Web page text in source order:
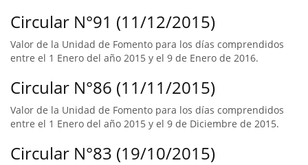
Circular N°91 (11/12/2015)
Valor de la Unidad de Fomento para los días comprendidos
entre el 1 Enero del año 2015 y el 9 de Enero de 2016.
Circular N°86 (11/11/2015)
Valor de la Unidad de Fomento para los días comprendidos
entre el 1 Enero del año 2015 y el 9 de Diciembre de 2015.
Circular N°83 (19/10/2015)